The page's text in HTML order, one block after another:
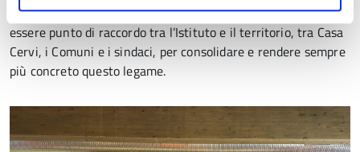
responsabilità». Spezzani ha ribadito il proprio impegno a
essere punto di raccordo tra l’Istituto e il territorio, tra Casa
Cervi, i Comuni e i sindaci, per consolidare e rendere sempre
più concreto questo legame.